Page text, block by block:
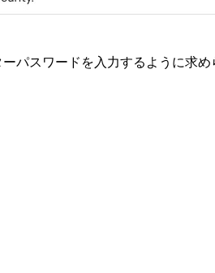
パスワードを入力するように求